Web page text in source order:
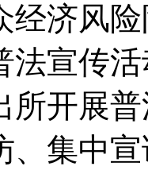
经济风
法宣传
所开展
、集中